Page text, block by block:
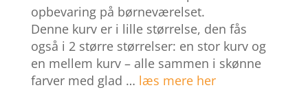
mmelser
opbevaring på børneværelset.
Denne kurv er i lille størrelse, den fås
også i 2 større størrelser: en stor kurv og
en mellem kurv – alle sammen i skønne
farver med glad … læs mere her